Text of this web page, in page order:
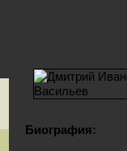
Биография: